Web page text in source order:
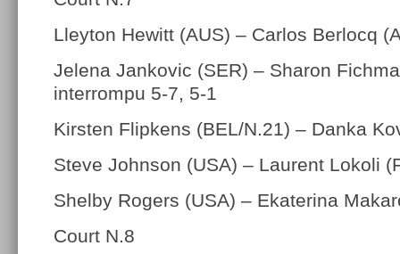
Lleyton Hewitt (AUS) – Carlos Berlocq
Jelena Jankovic (SER) – Sharon
interrompu 5-7, 5-1
Kirsten Flipkens (BEL/N.21) – Danka
Steve Johnson (USA) – Laurent Lokoli
Shelby Rogers (USA) – Ekaterina
Court N.8